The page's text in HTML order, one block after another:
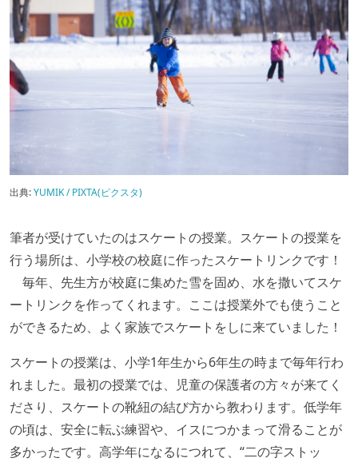
出典:YUMIK / PIXTA(ピクスタ)
筆者が受けていたのはスケートの授業。スケートの授業を
行う場所は、小学校の校庭に作ったスケートリンクです！
毎年、先生方が校庭に集めた雪を固め、水を撒いてスケ
ートリンクを作ってくれます。ここは授業外でも使うこと
ができるため、よく家族でスケートをしに来ていました！
スケートの授業は、小学1年生から6年生の時まで毎年行わ
れました。最初の授業では、児童の保護者の方々が来てく
ださり、スケートの靴紐の結び方から教わります。低学年
の頃は、安全に転ぶ練習や、イスにつかまって滑ることが
多かったです。高学年になるにつれて、“二の字ストッ